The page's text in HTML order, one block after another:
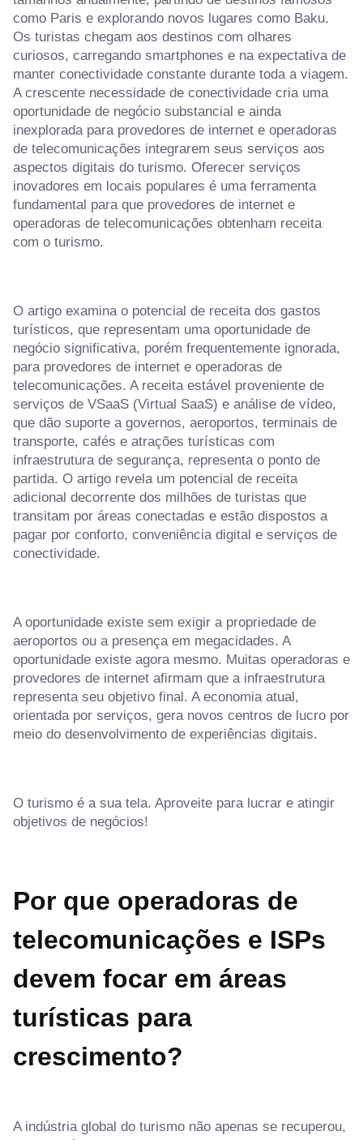
como Paris e explorando novos lugares como Baku.
Os turistas chegam aos destinos com olhares
curiosos, carregando smartphones e na expectativa de
manter conectividade constante durante toda a viagem.
A crescente necessidade de conectividade cria uma
oportunidade de negócio substancial e ainda
inexplorada para provedores de internet e operadoras
de telecomunicações integrarem seus serviços aos
aspectos digitais do turismo. Oferecer serviços
inovadores em locais populares é uma ferramenta
fundamental para que provedores de internet e
operadoras de telecomunicações obtenham receita
com o turismo.
O artigo examina o potencial de receita dos gastos
turísticos, que representam uma oportunidade de
negócio significativa, porém frequentemente ignorada,
para provedores de internet e operadoras de
telecomunicações. A receita estável proveniente de
serviços de VSaaS (Virtual SaaS) e análise de vídeo,
que dão suporte a governos, aeroportos, terminais de
transporte, cafés e atrações turísticas com
infraestrutura de segurança, representa o ponto de
partida. O artigo revela um potencial de receita
adicional decorrente dos milhões de turistas que
transitam por áreas conectadas e estão dispostos a
pagar por conforto, conveniência digital e serviços de
conectividade.
A oportunidade existe sem exigir a propriedade de
aeroportos ou a presença em megacidades. A
oportunidade existe agora mesmo. Muitas operadoras e
provedores de internet afirmam que a infraestrutura
representa seu objetivo final. A economia atual,
orientada por serviços, gera novos centros de lucro por
meio do desenvolvimento de experiências digitais.
O turismo é a sua tela. Aproveite para lucrar e atingir
objetivos de negócios!
Por que operadoras de
telecomunicações e ISPs
devem focar em áreas
turísticas para
crescimento?
A indústria global do turismo não apenas se recuperou,